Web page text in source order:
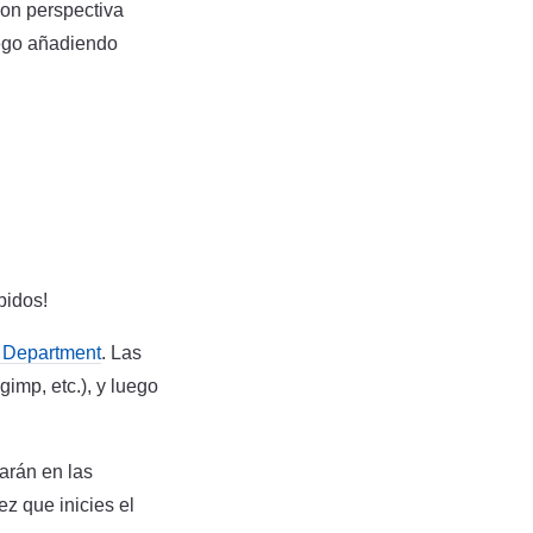
perspectiva
añadiendo
. Las
etc.), y luego
en las
que inicies el